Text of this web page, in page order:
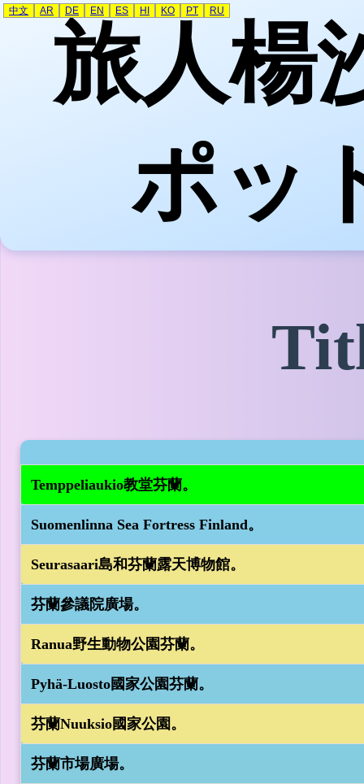
中文 AR DE EN ES HI KO PT RU
旅人楊
ポッ
Temppeliaukio教堂芬蘭。
Suomenlinna Sea Fortress Finland。
Seurasaari島和芬蘭露天博物館。
芬蘭參議院廣場。
Ranua野生動物公園芬蘭。
Pyhä-Luosto國家公園芬蘭。
芬蘭Nuuksio國家公園。
芬蘭市場廣場。